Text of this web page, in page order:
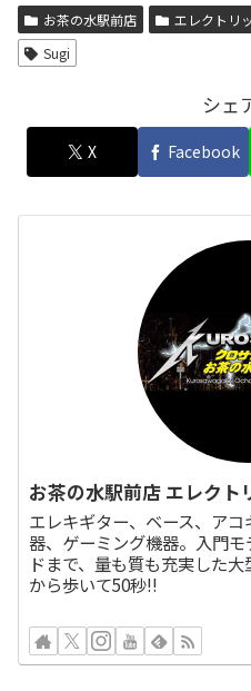
お茶の水駅前店 エレクトリ
Sugi
シェ
X Facebook
お茶の水駅前店 エレクト
エレキギター、ベース、ア
器、ゲーミング機器。入門
ドまで、量も質も充実した
から歩いて50秒!!